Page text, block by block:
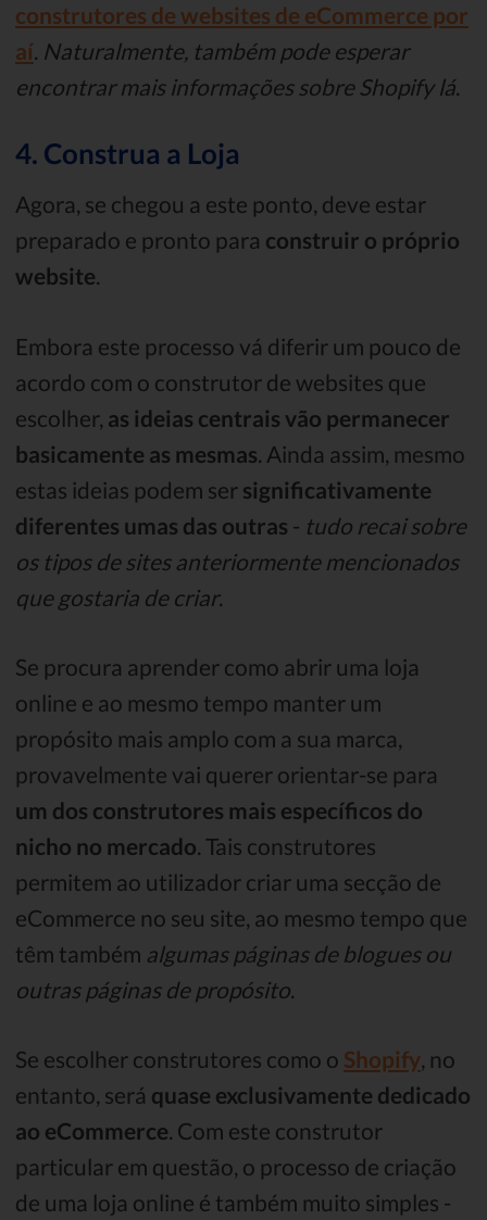
construtores de websites de eCommerce por
aí. Naturalmente, também pode esperar
encontrar mais informações sobre Shopify lá.
4. Construa a Loja
Agora, se chegou a este ponto, deve estar
preparado e pronto para construir o próprio
website.
Embora este processo vá diferir um pouco de
acordo com o construtor de websites que
escolher, as ideias centrais vão permanecer
basicamente as mesmas . Ainda assim, mesmo
estas ideias podem ser significativamente
diferentes umas das outras - tudo recai sobre
os tipos de sites anteriormente mencionados
que gostaria de criar.
Se procura aprender como abrir uma loja
online e ao mesmo tempo manter um
propósito mais amplo com a sua marca,
provavelmente vai querer orientar-se para
um dos construtores mais específicos do
nicho no mercado . Tais construtores
permitem ao utilizador criar uma secção de
eCommerce no seu site, ao mesmo tempo que
têm também algumas páginas de blogues ou
outras páginas de propósito
Se escolher construtores como o Shopify, no
entanto, será quase exclusivamente dedicado
ao eCommerce. Com este construtor
particular em questão, o processo de criação
de uma loja online é também muito simples -